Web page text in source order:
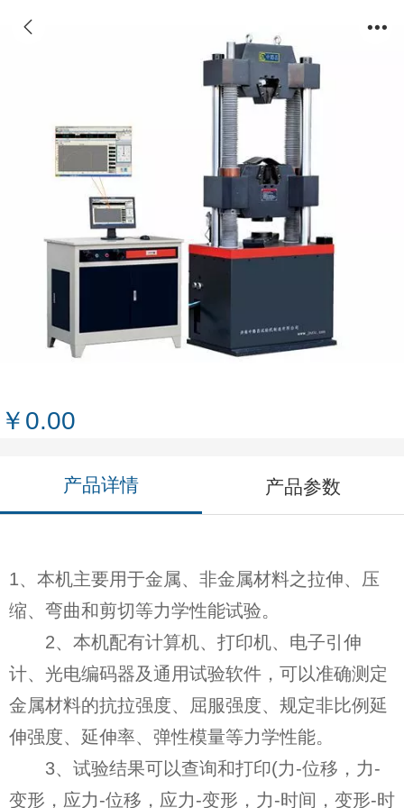
￥0.00
产品详情 产品参数
1、本机主要用于金属、非金属材料之拉伸、压
缩、弯曲和剪切等力学性能试验。
2、本机配有计算机、打印机、电子引伸
计、光电编码器及通用试验软件，可以准确测定
金属材料的抗拉强度、屈服强度、规定非比例延
伸强度、延伸率、弹性模量等力学性能。
3、试验结果可以查询和打印(力-位移，力-
变形，应力-位移，应力-变形，力-时间，变形-时